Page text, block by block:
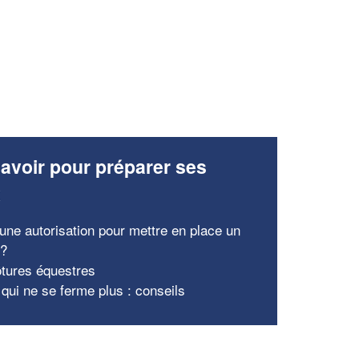
pour préparer ses
autorisation pour mettre en place un
équestres
ne se ferme plus : conseils